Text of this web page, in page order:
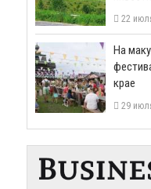
22
На
крае
29